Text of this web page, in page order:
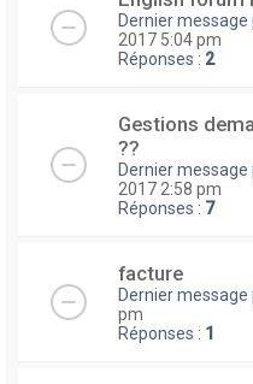
Dernier message
2017 5:04 pm
Réponses : 2
Gestions
??
Dernier message
2017 2:58 pm
Réponses : 7
facture
Dernier message
pm
Réponses : 1